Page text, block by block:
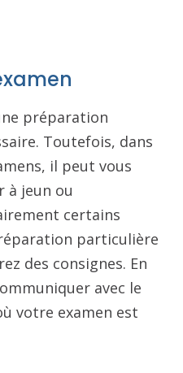
préparation
Toutefois, dans
il peut vous
à jeun ou
certains
particulière
des consignes. En
avec le
votre examen est